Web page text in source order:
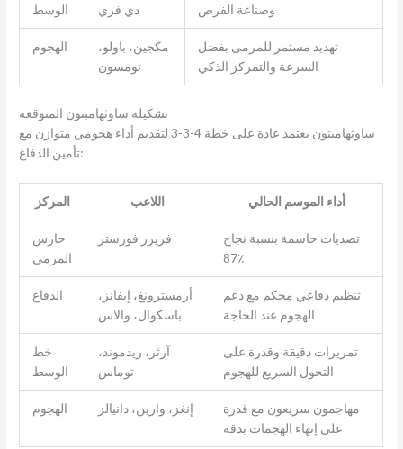
الوسط
دي فري
وصناعة الفرص
الهجوم
مكجين، باولو،
تومسون
تهديد مستمر للمرمى بفضل
السرعة والتمركز الذكي
تشكيلة ساوثهامبتون المتوقعة
ساوثهامبتون يعتمد عادة على خطة 4-3-3 لتقديم أداء هجومي متوازن مع
تأمين الدفاع:
المركز اللاعب أداء الموسم الحالي
حارس
المرمى
فريزر فورستر
تصديات حاسمة بنسبة نجاح
87٪
الدفاع
أرمسترونغ، إيفانز،
باسكوال، والاس
تنظيم دفاعي محكم مع دعم
الهجوم عند الحاجة
خط
الوسط
آرثر، ريدموند،
توماس
تمريرات دقيقة وقدرة على
التحول السريع للهجوم
الهجوم إنغز، وارين، دانيالز
مهاجمون سريعون مع قدرة
على إنهاء الهجمات بدقة